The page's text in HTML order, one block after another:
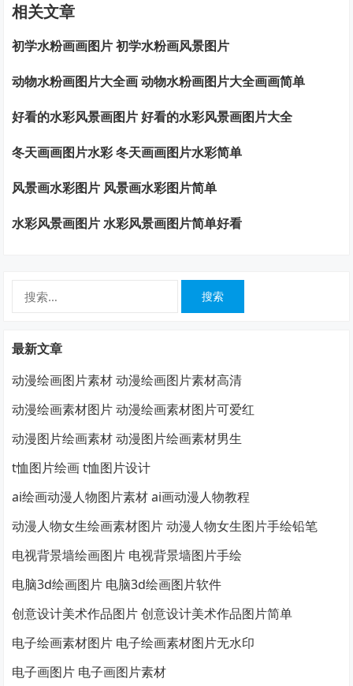
相关文章
初学水粉画画图片 初学水粉画风景图片
动物水粉画图片大全画 动物水粉画图片大全画画简单
好看的水彩风景画图片 好看的水彩风景画图片大全
冬天画画图片水彩 冬天画画图片水彩简单
风景画水彩图片 风景画水彩图片简单
水彩风景画图片 水彩风景画图片简单好看
最新文章
动漫绘画图片素材 动漫绘画图片素材高清
动漫绘画素材图片 动漫绘画素材图片可爱红
动漫图片绘画素材 动漫图片绘画素材男生
t恤图片绘画 t恤图片设计
ai绘画动漫人物图片素材 ai画动漫人物教程
动漫人物女生绘画素材图片 动漫人物女生图片手绘铅笔
电视背景墙绘画图片 电视背景墙图片手绘
电脑3d绘画图片 电脑3d绘画图片软件
创意设计美术作品图片 创意设计美术作品图片简单
电子绘画素材图片 电子绘画素材图片无水印
电子画图片 电子画图片素材